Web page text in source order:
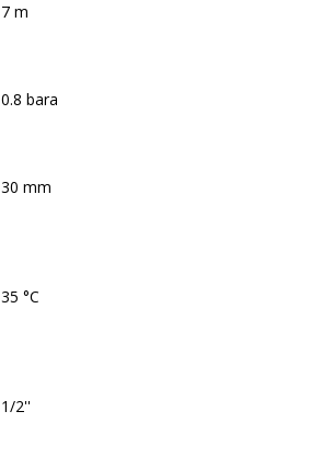
7 m
0.8 bara
30 mm
35 °C
1/2''